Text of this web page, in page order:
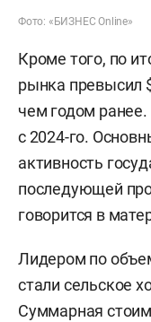
Фото: «БИЗНЕС Online»
Кроме того, по
рынка превысил
чем годом
с 2024-го.
активность
последующей
говорится в
Лидером по
стали сельское
Суммарная